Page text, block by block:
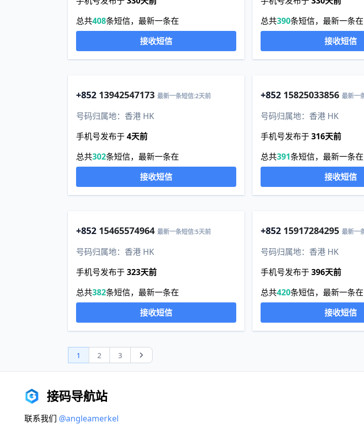
总共408条短信，最新一条在
接收短信
总共390条短信，最新一条在
接收短信
+852 13942547173 最新一条短信:2天前
号码归属地：香港 HK
手机号发布于4天前
总共302条短信，最新一条在
接收短信
+852 15825033856 最新一
号码归属地：香港 HK
手机号发布于316天前
总共391条短信，最新一条在
接收短信
+852 15465574964 最新一条短信:5天前
号码归属地：香港 HK
手机号发布于323天前
总共382条短信，最新一条在
接收短信
+852 15917284295 最新一
号码归属地：香港 HK
手机号发布于396天前
总共420条短信，最新一条在
接收短信
1 2 3 Next
接码导航站
联系我们 @angleamerkel